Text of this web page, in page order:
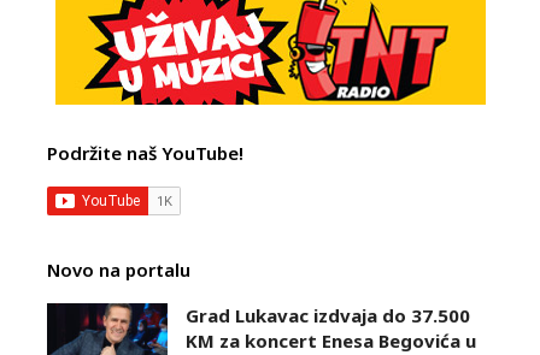
Podržite naš YouTube!
Novo na portalu
Grad Lukavac izdvaja do 37.500
KM za koncert Enesa Begovića u